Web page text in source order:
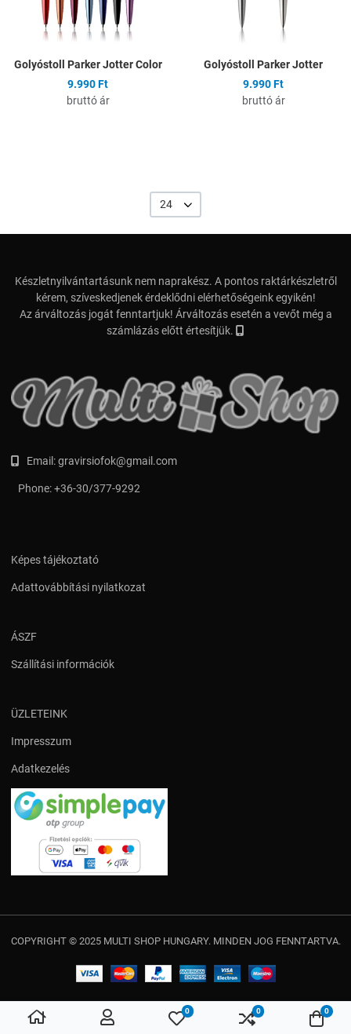
Kedvencek
0 Összehasonlítás
0 0
Golyóstoll Parker Jotter Color
9.990 Ft
bruttó ár
Golyóstoll Parker Jotter
9.990 Ft
bruttó ár
24
Készletnyilvántartásunk nem naprakész. A pontos raktárkészletről
kérem, szíveskedjenek érdeklődni elérhetőségeink egyikén!
Az árváltozás jogát fenntartjuk! Árváltozás esetén a vevőt még a
számlázás előtt értesítjük.
Email:gravirsiofok@gmail.com
Phone:+36-30/377-9292
Képes tájékoztató
Adattovábbítási nyilatkozat
ÁSZF
Szállítási információk
ÜZLETEINK
Impresszum
Adatkezelés
COPYRIGHT © 2025 MULTI SHOP HUNGARY. MINDEN JOG FENNTARTVA.